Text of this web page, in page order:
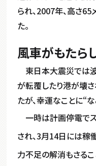
られ、2007年、高さ
た。
風車がもたら
東日本大震災では
が転覆したり港が壊
たが、幸運なことに“
一時は計画停電でス
され、3月14日には稼
力不足の解消もさる